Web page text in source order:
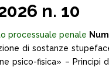
n. 10
processuale penale
di sostanze
psico-fisica» –